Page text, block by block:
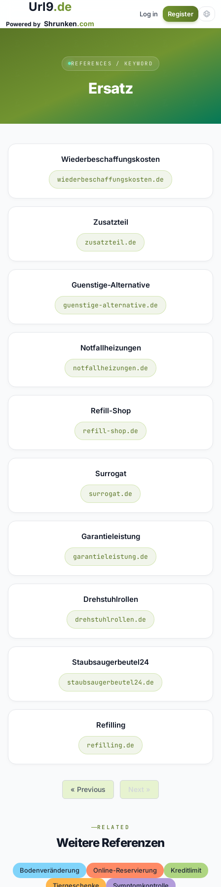
Url9.de
Powered by Shrunken.com
Log in Register
REFERENCES / KEYWORD
Ersatz
Wiederbeschaffungskosten
wiederbeschaffungskosten.de
Zusatzteil
zusatzteil.de
Guenstige-Alternative
guenstige-alternative.de
Notfallheizungen
notfallheizungen.de
Refill-Shop
refill-shop.de
Surrogat
surrogat.de
Garantieleistung
garantieleistung.de
Drehstuhlrollen
drehstuhlrollen.de
Staubsaugerbeutel24
staubsaugerbeutel24.de
Refilling
refilling.de
« Previous Next »
RELATED
Weitere Referenzen
Bodenveränderung Online-Reservierung
Kreditlimit